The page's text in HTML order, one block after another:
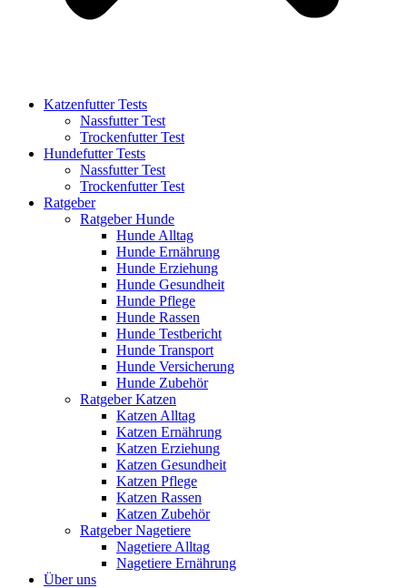
Katzenfutter Tests
Nassfutter Test
Trockenfutter Test
Hundefutter Tests
Nassfutter Test
Trockenfutter Test
Ratgeber
Ratgeber Hunde
Hunde Alltag
Hunde Ernährung
Hunde Erziehung
Hunde Gesundheit
Hunde Pflege
Hunde Rassen
Hunde Testbericht
Hunde Transport
Hunde Versicherung
Hunde Zubehör
Ratgeber Katzen
Katzen Alltag
Katzen Ernährung
Katzen Erziehung
Katzen Gesundheit
Katzen Pflege
Katzen Rassen
Katzen Zubehör
Ratgeber Nagetiere
Nagetiere Alltag
Nagetiere Ernährung
Über uns